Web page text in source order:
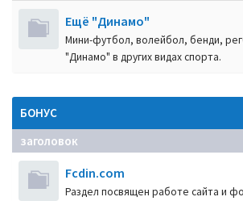
Ещё "Динамо"
Мини-футбол, волейбол, бенди,
"Динамо" в других видах спорта.
БОНУС
заголовок
Fcdin.com
Раздел посвящен работе сайта и